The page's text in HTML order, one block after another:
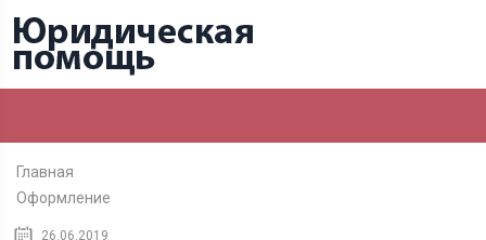
Главная
Оформление
26.06.2019